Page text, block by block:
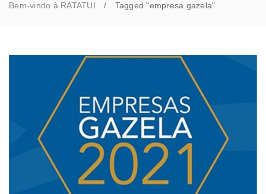
Bem-vindo à RATATUI / Tagged "empresa gazela"